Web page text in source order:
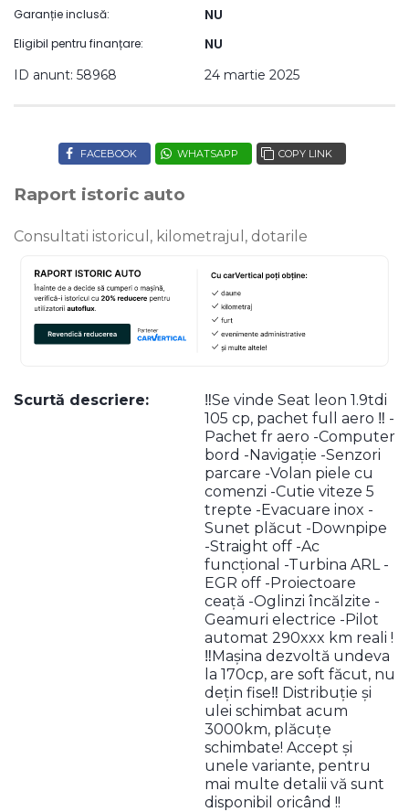
Garanție inclusă: NU
Eligibil pentru finanțare: NU
ID anunt: 58968 24 martie 2025
FACEBOOK WHATSAPP COPY LINK
Raport istoric auto
Consultati istoricul, kilometrajul, dotarile
Scurtă descriere:
‼️Se vinde Seat leon 1.9tdi
105 cp, pachet full aero ‼️ -
Pachet fr aero -Computer
bord -Navigație -Senzori
parcare -Volan piele cu
comenzi -Cutie viteze 5
trepte -Evacuare inox -
Sunet plăcut -Downpipe
-Straight off -Ac
funcțional -Turbina ARL -
EGR off -Proiectoare
ceață -Oglinzi încălzite -
Geamuri electrice -Pilot
automat 290xxx km reali !
‼️Mașina dezvoltă undeva
la 170cp, are soft făcut, nu
dețin fise‼️ Distribuție și
ulei schimbat acum
3000km, plăcuțe
schimbate! Accept și
unele variante, pentru
mai multe detalii vă sunt
disponibil oricând !!